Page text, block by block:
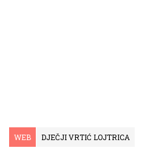
WEB DJEČJI VRTIĆ LOJTRICA